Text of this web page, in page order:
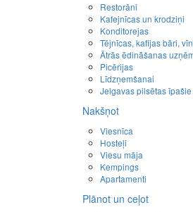
Restorāni
Kafejnīcas un krodziņi
Konditorejas
Tējnīcas, kafijas bāri,
Ātrās ēdināšanas
Picērijas
Līdzņemšanai
Jelgavas pilsētas
Nakšņot
Viesnīca
Hosteļi
Viesu māja
Kempings
Apartamenti
Plānot un ceļot